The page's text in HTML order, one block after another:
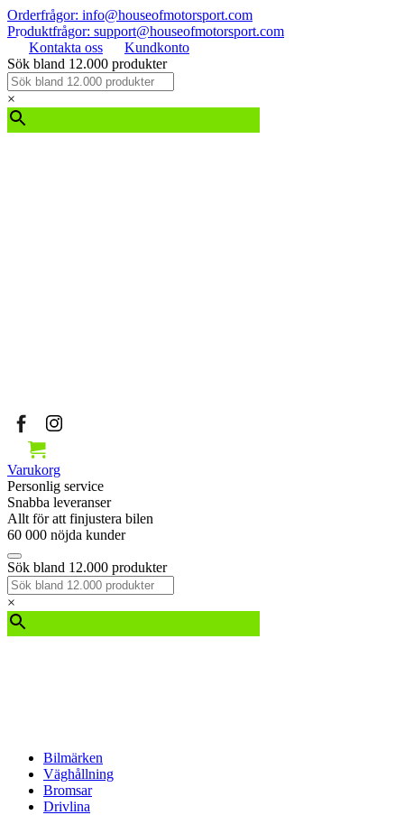
Orderfrågor: info@houseofmotorsport.com
Produktfrågor: support@houseofmotorsport.com
Kontakta oss
Kundkonto
Sök bland 12.000 produkter
×
Varukorg
Personlig service
Snabba leveranser
Allt för att finjustera bilen
60 000 nöjda kunder
Sök bland 12.000 produkter
×
Bilmärken
Väghållning
Bromsar
Drivlina